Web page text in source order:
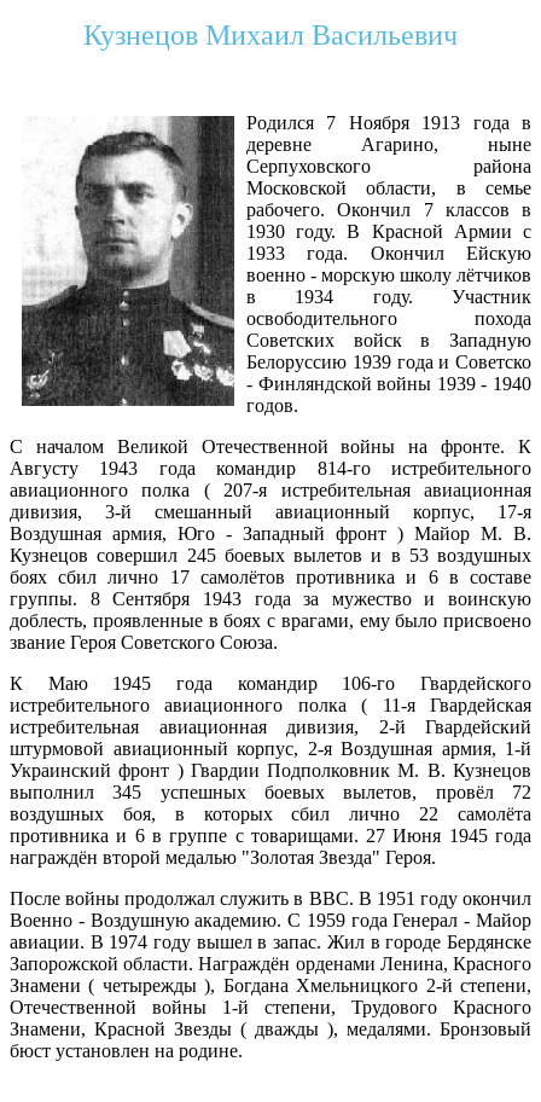
Кузнецов Михаил Васильевич
Родился 7 Ноября 1913 года в
деревне Агарино, ныне
Серпуховского района
Московской области, в семье
рабочего. Окончил 7 классов в
1930 году. В Красной Армии с
1933 года. Окончил Ейскую
военно - морскую школу лётчиков
в 1934 году. Участник
освободительного похода
Советских войск в Западную
Белоруссию 1939 года и Советско
- Финляндской войны 1939 - 1940
годов.
С началом Великой Отечественной войны на фронте. К
Августу 1943 года командир 814-го истребительного
авиационного полка ( 207-я истребительная авиационная
дивизия, 3-й смешанный авиационный корпус, 17-я
Воздушная армия, Юго - Западный фронт ) Майор М. В.
Кузнецов совершил 245 боевых вылетов и в 53 воздушных
боях сбил лично 17 самолётов противника и 6 в составе
группы. 8 Сентября 1943 года за мужество и воинскую
доблесть, проявленные в боях с врагами, ему было присвоено
звание Героя Советского Союза.
К Маю 1945 года командир 106-го Гвардейского
истребительного авиационного полка ( 11-я Гвардейская
истребительная авиационная дивизия, 2-й Гвардейский
штурмовой авиационный корпус, 2-я Воздушная армия, 1-й
Украинский фронт ) Гвардии Подполковник М. В. Кузнецов
выполнил 345 успешных боевых вылетов, провёл 72
воздушных боя, в которых сбил лично 22 самолёта
противника и 6 в группе с товарищами. 27 Июня 1945 года
награждён второй медалью "Золотая Звезда" Героя.
После войны продолжал служить в ВВС. В 1951 году окончил
Военно - Воздушную академию. С 1959 года Генерал - Майор
авиации. В 1974 году вышел в запас. Жил в городе Бердянске
Запорожской области. Награждён орденами Ленина, Красного
Знамени ( четырежды ), Богдана Хмельницкого 2-й степени,
Отечественной войны 1-й степени, Трудового Красного
Знамени, Красной Звезды ( дважды ), медалями. Бронзовый
бюст установлен на родине.